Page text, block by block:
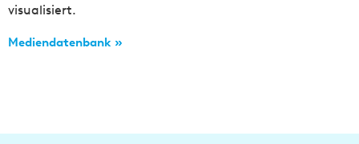
visualisiert.
Mediendatenbank »